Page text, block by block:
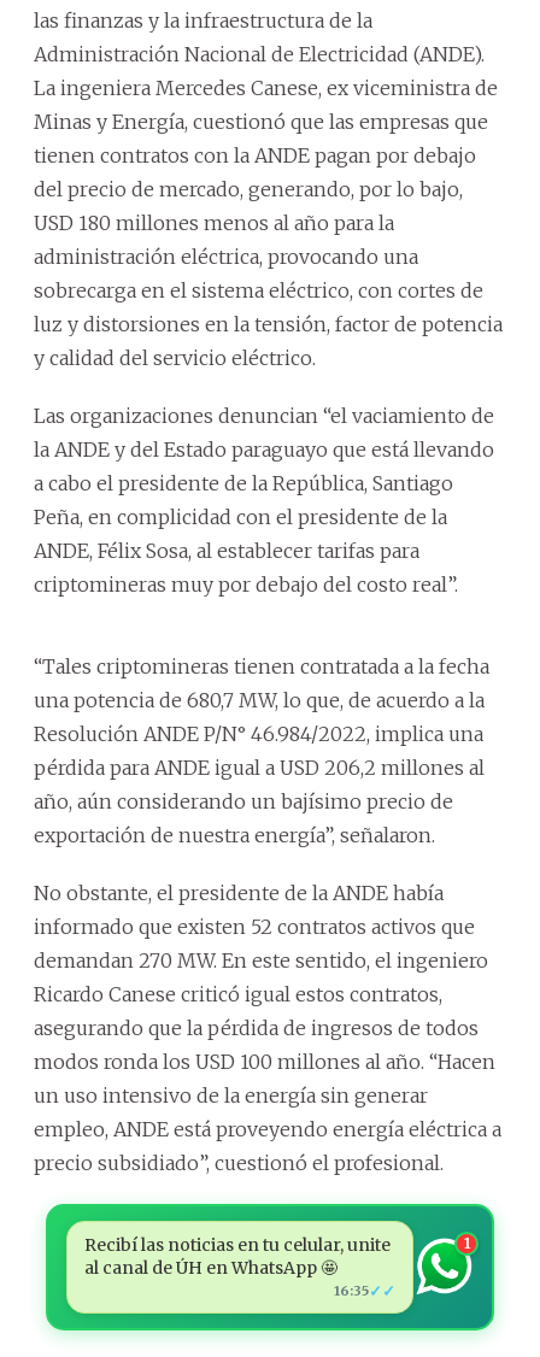
las finanzas y la infraestructura de la
Administración Nacional de Electricidad (ANDE).
La ingeniera Mercedes Canese, ex viceministra de
Minas y Energía, cuestionó que las empresas que
tienen contratos con la ANDE pagan por debajo
del precio de mercado, generando, por lo bajo,
USD 180 millones menos al año para la
administración eléctrica, provocando una
sobrecarga en el sistema eléctrico, con cortes de
luz y distorsiones en la tensión, factor de potencia
y calidad del servicio eléctrico.
Las organizaciones denuncian “el vaciamiento de
la ANDE y del Estado paraguayo que está llevando
a cabo el presidente de la República, Santiago
Peña, en complicidad con el presidente de la
ANDE, Félix Sosa, al establecer tarifas para
criptomineras muy por debajo del costo real”.
“Tales criptomineras tienen contratada a la fecha
una potencia de 680,7 MW, lo que, de acuerdo a la
Resolución ANDE P/N° 46.984/2022, implica una
pérdida para ANDE igual a USD 206,2 millones al
año, aún considerando un bajísimo precio de
exportación de nuestra energía”, señalaron.
No obstante, el presidente de la ANDE había
informado que existen 52 contratos activos que
demandan 270 MW. En este sentido, el ingeniero
Ricardo Canese criticó igual estos contratos,
asegurando que la pérdida de ingresos de todos
modos ronda los USD 100 millones al año. “Hacen
un uso intensivo de la energía sin generar
empleo, ANDE está proveyendo energía eléctrica a
precio subsidiado”, cuestionó el profesional.
Recibí las noticias en tu celular, unite
al canal de ÚH en WhatsApp 🤩
16:35✓✓
1